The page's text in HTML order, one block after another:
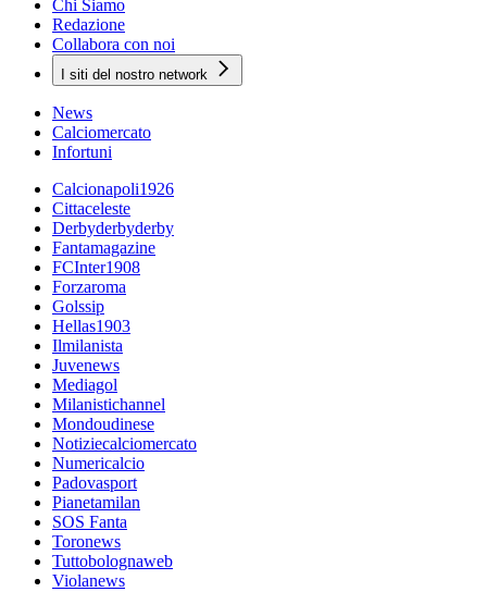
Chi Siamo
Redazione
Collabora con noi
I siti del nostro network
News
Calciomercato
Infortuni
Calcionapoli1926
Cittaceleste
Derbyderbyderby
Fantamagazine
FCInter1908
Forzaroma
Golssip
Hellas1903
Ilmilanista
Juvenews
Mediagol
Milanistichannel
Mondoudinese
Notiziecalciomercato
Numericalcio
Padovasport
Pianetamilan
SOS Fanta
Toronews
Tuttobolognaweb
Violanews